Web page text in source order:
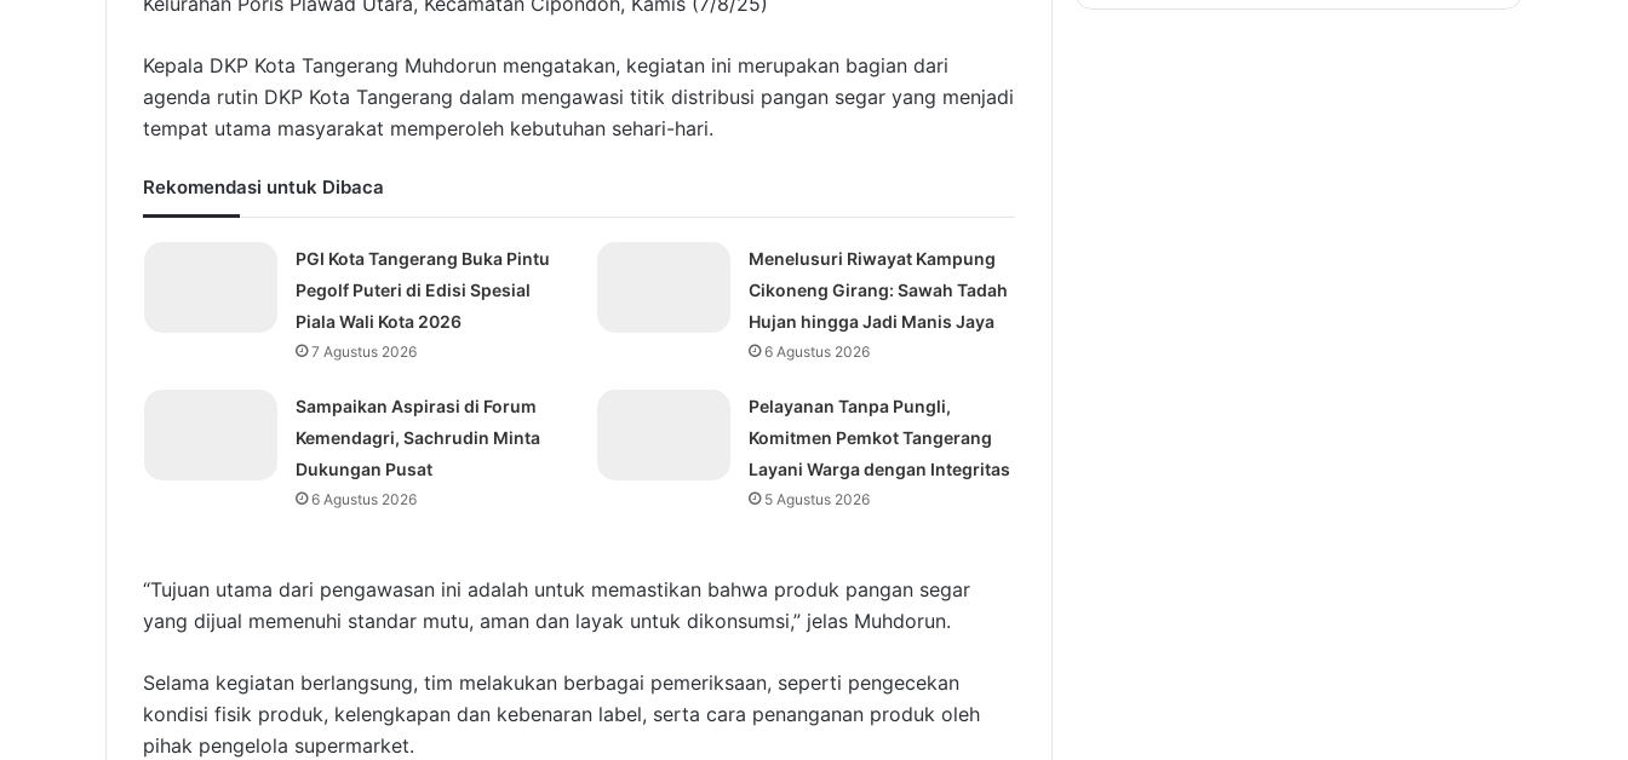
Kepala DKP Kota Tangerang Muhdorun mengatakan, kegiatan ini merupakan bagian dari
agenda rutin DKP Kota Tangerang dalam mengawasi titik distribusi pangan segar yang menjadi
tempat utama masyarakat memperoleh kebutuhan sehari-hari.
Rekomendasi untuk Dibaca
PGI Kota Tangerang Buka Pintu
Pegolf Puteri di Edisi Spesial
Piala Wali Kota 2026
7 Agustus 2026
Menelusuri Riwayat Kampung
Cikoneng Girang: Sawah Tadah
Hujan hingga Jadi Manis Jaya
6 Agustus 2026
Sampaikan Aspirasi di Forum
Kemendagri, Sachrudin Minta
Dukungan Pusat
6 Agustus 2026
Pelayanan Tanpa Pungli,
Komitmen Pemkot Tangerang
Layani Warga dengan Integritas
5 Agustus 2026
“Tujuan utama dari pengawasan ini adalah untuk memastikan bahwa produk pangan segar
yang dijual memenuhi standar mutu, aman dan layak untuk dikonsumsi,” jelas Muhdorun.
Selama kegiatan berlangsung, tim melakukan berbagai pemeriksaan, seperti pengecekan
kondisi fisik produk, kelengkapan dan kebenaran label, serta cara penanganan produk oleh
pihak pengelola supermarket.